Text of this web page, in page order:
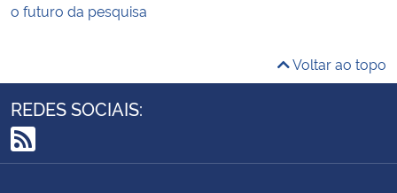
o futuro da pesquisa
Voltar ao topo
REDES SOCIAIS:
RSS